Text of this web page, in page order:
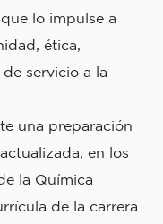
lo impulse a
ética,
servicio a la
una preparación
en los
la Química
de la carrera.